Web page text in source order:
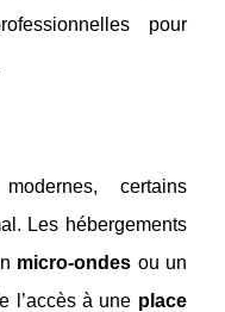
pour
certains
Les hébergements
micro-ondes ou un
l’accès à une place